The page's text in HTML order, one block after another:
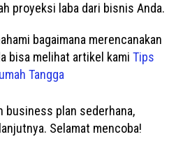
proyeksi laba dari bisnis Anda.
bagaimana merencanakan
bisa melihat artikel kami Tips
Tangga
business plan sederhana,
Selamat mencoba!